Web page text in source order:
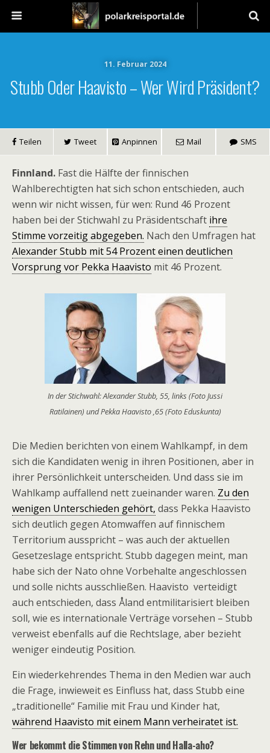
11. Februar 2024
Stubb Oder Haavisto – Wer Wird Präsident?
Teilen Tweet Anpinnen Mail SMS
Finnland. Fast die Hälfte der finnischen
Wahlberechtigten hat sich schon entschieden, auch
wenn wir nicht wissen, für wen: Rund 46 Prozent
haben bei der Stichwahl zu Präsidentschaft ihre
Stimme vorzeitig abgegeben. Nach den Umfragen hat
Alexander Stubb mit 54 Prozent einen deutlichen
Vorsprung vor Pekka Haavisto mit 46 Prozent.
In der Stichwahl: Alexander Stubb, 55, links (Foto Jussi
Ratilainen) und Pekka Haavisto ,65 (Foto Eduskunta)
Die Medien berichten von einem Wahlkampf, in dem
sich die Kandidaten wenig in ihren Positionen, aber in
ihrer Persönlichkeit unterscheiden. Und dass sie im
Wahlkamp auffallend nett zueinander waren. Zu den
wenigen Unterschieden gehört, dass Pekka Haavisto
sich deutlich gegen Atomwaffen auf finnischem
Territorium ausspricht – was auch der aktuellen
Gesetzeslage entspricht. Stubb dagegen meint, man
habe sich der Nato ohne Vorbehalte angeschlossen
und solle nichts ausschließen. Haavisto verteidigt
auch entschieden, dass Åland entmilitarisiert bleiben
soll, wie es internationale Verträge vorsehen – Stubb
verweist ebenfalls auf die Rechtslage, aber bezieht
weniger eindeutig Position.
Ein wiederkehrendes Thema in den Medien war auch
die Frage, inwieweit es Einfluss hat, dass Stubb eine
„traditionelle“ Familie mit Frau und Kinder hat,
während Haavisto mit einem Mann verheiratet ist.
Wer bekommt die Stimmen von Rehn und Halla-aho?